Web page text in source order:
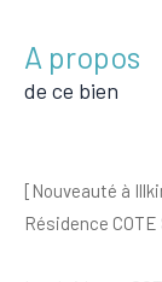
a propos
de ce bien
[Nouveauté à
Résidence COTE